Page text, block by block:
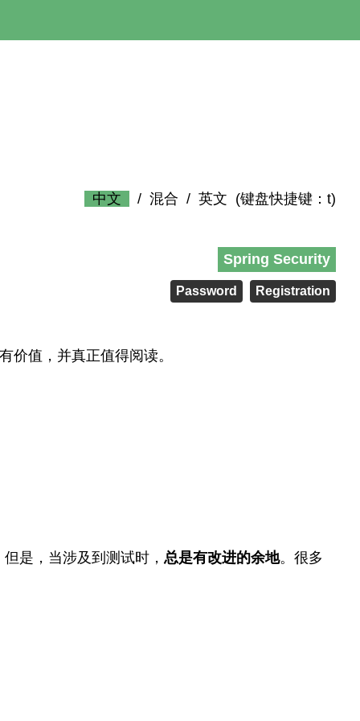
中文 / 混合 / 英文 (键盘快捷键：t)
Spring Security
Password Registration
价值，并真正值得阅读。
是，当涉及到测试时， 总是有改进的余地。很多